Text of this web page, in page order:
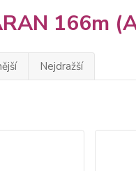
166m
Nejdražší